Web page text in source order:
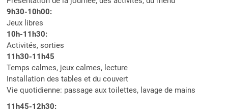
9h30-10h00:
Jeux libres
10h-11h30:
Activités, sorties
11h30-11h45
Temps calmes, jeux calmes, lecture
Installation des tables et du couvert
Vie quotidienne: passage aux toilettes, lavage de mains
11h45-12h30: